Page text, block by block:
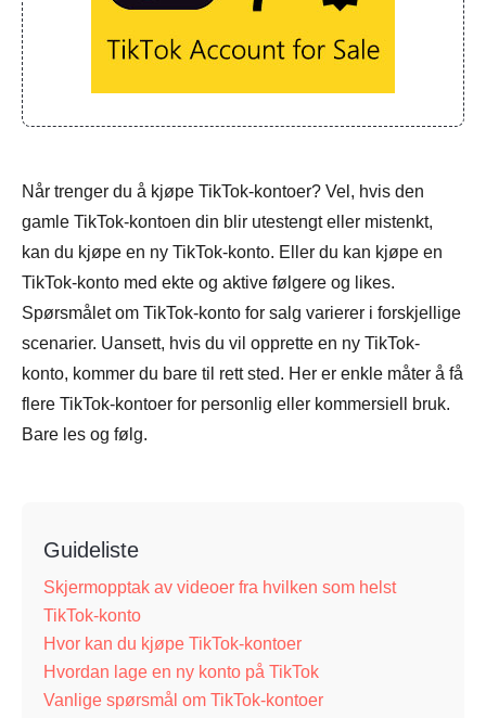
Når trenger du å kjøpe TikTok-kontoer? Vel, hvis den
gamle TikTok-kontoen din blir utestengt eller mistenkt,
kan du kjøpe en ny TikTok-konto. Eller du kan kjøpe en
TikTok-konto med ekte og aktive følgere og likes.
Spørsmålet om TikTok-konto for salg varierer i forskjellige
scenarier. Uansett, hvis du vil opprette en ny TikTok-
konto, kommer du bare til rett sted. Her er enkle måter å få
flere TikTok-kontoer for personlig eller kommersiell bruk.
Bare les og følg.
Guideliste
Skjermopptak av videoer fra hvilken som helst
TikTok-konto
Hvor kan du kjøpe TikTok-kontoer
Hvordan lage en ny konto på TikTok
Vanlige spørsmål om TikTok-kontoer